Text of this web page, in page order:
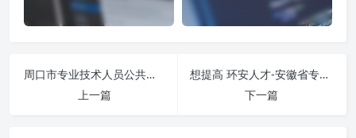
周口市专业技术人员公共服务平台-专业课 http://zkzj.jxjyedu.org.cn/2019/index.jsp 刷课也能轻松过！简单技巧大公开
上一篇
想提高 环安人才-安徽省专业技术人员继续教育在线学习平台 https://jxjy.ahharc.com/index.html 刷课效率？看看这些实用技巧
下一篇